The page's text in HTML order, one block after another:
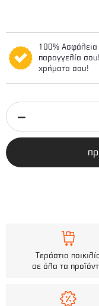
100%
παραγγελία
χρήματα σου!
Τεράστια
σε όλα τα